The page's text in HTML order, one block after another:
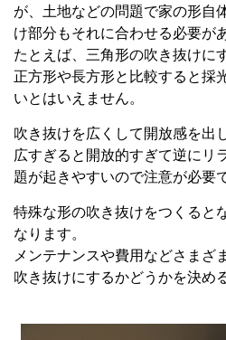
が、土地などの問題で家の形自
け部分もそれに合わせる必要が
たとえば、三角形の吹き抜けに
正方形や長方形と比較すると採
いとはいえません。
吹き抜けを広くして開放感を出
広すぎると開放的すぎて逆にリ
題が起きやすいので注意が必要
特殊な形の吹き抜けをつくると
なります。
メンテナンスや費用などさまざ
吹き抜けにするかどうかを決め